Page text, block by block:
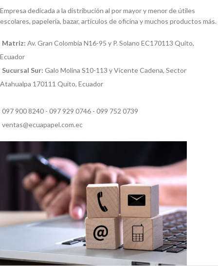
Empresa dedicada a la distribución al por mayor y menor de útiles
escolares, papelería, bazar, artículos de oficina y muchos productos más.
Matriz: Av. Gran Colombia N16-95 y P. Solano EC170113 Quito,
Ecuador
Sucursal Sur: Galo Molina S10-113 y Vicente Cadena, Sector
Atahualpa 170111 Quito, Ecuador
097 900 8240 - 097 929 0746 - 099 752 0739
ventas@ecuapapel.com.ec